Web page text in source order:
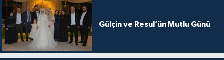
Gülçin ve Resul’ün Mutlu Günü